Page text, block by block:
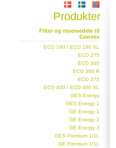
Produkter
Filter og reservedele til
Genvex
ECO 190 / ECO 190 XL
ECO 275
ECO 300
ECO 360 R
ECO 375
ECO 400 / ECO 400 XL
GES Energy
GES Energy 1
GE Energy 1
GE Energy 2
GE Energy 3
GES Premium 1/1L
GE Premium 1/1L